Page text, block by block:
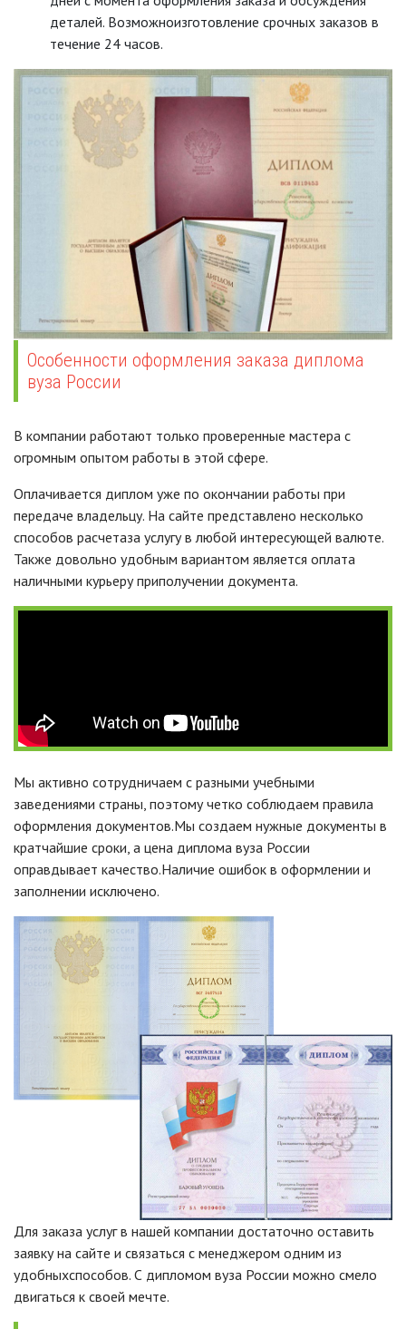
деталей. Возможноизготовление срочных заказов в
течение 24 часов.
Особенности оформления заказа диплома
вуза России
В компании работают только проверенные мастера с
огромным опытом работы в этой сфере.
Оплачивается диплом уже по окончании работы при
передаче владельцу. На сайте представлено несколько
способов расчетаза услугу в любой интересующей валюте.
Также довольно удобным вариантом является оплата
наличными курьеру приполучении документа.
Мы активно сотрудничаем с разными учебными
заведениями страны, поэтому четко соблюдаем правила
оформления документов.Мы создаем нужные документы в
кратчайшие сроки, а цена диплома вуза России
оправдывает качество.Наличие ошибок в оформлении и
заполнении исключено.
Для заказа услуг в нашей компании достаточно оставить
заявку на сайте и связаться с менеджером одним из
удобныхспособов. С дипломом вуза России можно смело
двигаться к своей мечте.